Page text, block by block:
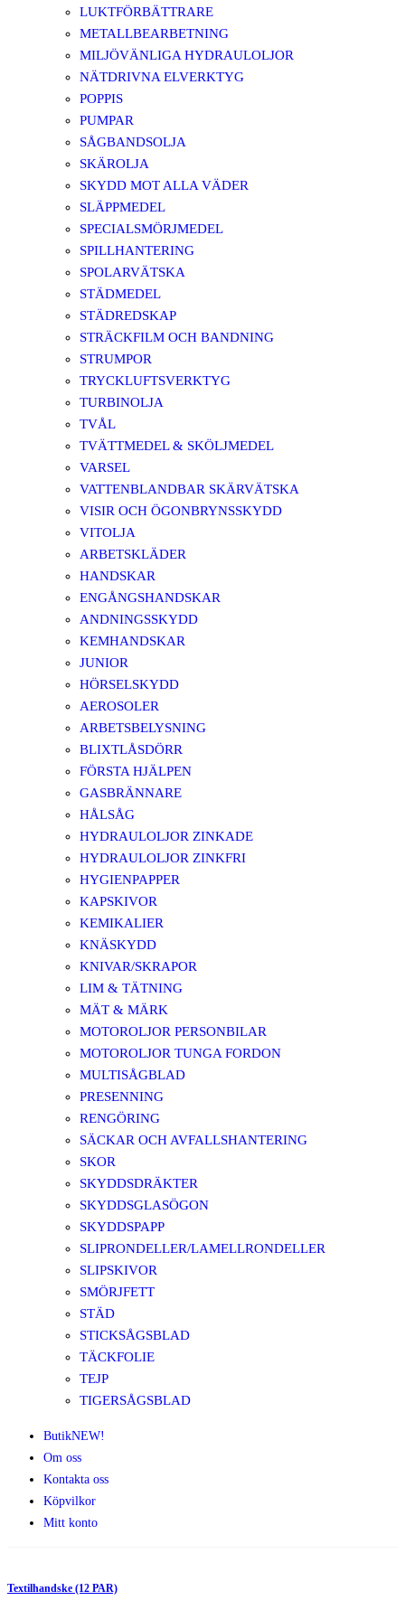
LUKTFÖRBÄTTRARE
METALLBEARBETNING
MILJÖVÄNLIGA HYDRAULOLJOR
NÄTDRIVNA ELVERKTYG
POPPIS
PUMPAR
SÅGBANDSOLJA
SKÄROLJA
SKYDD MOT ALLA VÄDER
SLÄPPMEDEL
SPECIALSMÖRJMEDEL
SPILLHANTERING
SPOLARVÄTSKA
STÄDMEDEL
STÄDREDSKAP
STRÄCKFILM OCH BANDNING
STRUMPOR
TRYCKLUFTSVERKTYG
TURBINOLJA
TVÅL
TVÄTTMEDEL & SKÖLJMEDEL
VARSEL
VATTENBLANDBAR SKÄRVÄTSKA
VISIR OCH ÖGONBRYNSSKYDD
VITOLJA
ARBETSKLÄDER
HANDSKAR
ENGÅNGSHANDSKAR
ANDNINGSSKYDD
KEMHANDSKAR
JUNIOR
HÖRSELSKYDD
AEROSOLER
ARBETSBELYSNING
BLIXTLÅSDÖRR
FÖRSTA HJÄLPEN
GASBRÄNNARE
HÅLSÅG
HYDRAULOLJOR ZINKADE
HYDRAULOLJOR ZINKFRI
HYGIENPAPPER
KAPSKIVOR
KEMIKALIER
KNÄSKYDD
KNIVAR/SKRAPOR
LIM & TÄTNING
MÄT & MÄRK
MOTOROLJOR PERSONBILAR
MOTOROLJOR TUNGA FORDON
MULTISÅGBLAD
PRESENNING
RENGÖRING
SÄCKAR OCH AVFALLSHANTERING
SKOR
SKYDDSDRÄKTER
SKYDDSGLASÖGON
SKYDDSPAPP
SLIPRONDELLER/LAMELLRONDELLER
SLIPSKIVOR
SMÖRJFETT
STÄD
STICKSÅGSBLAD
TÄCKFOLIE
TEJP
TIGERSÅGSBLAD
ButikNEW!
Om oss
Kontakta oss
Köpvilkor
Mitt konto
Textilhandske (12 PAR)